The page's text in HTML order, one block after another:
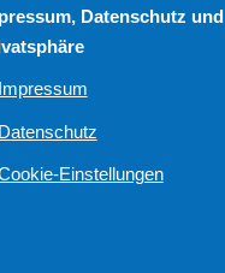
Datenschutz und
Impressum
Datenschutz
Einstellungen